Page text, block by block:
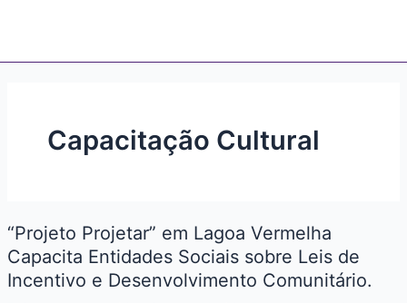
Capacitação Cultural
“Projeto Projetar” em Lagoa Vermelha
Capacita Entidades Sociais sobre Leis de
Incentivo e Desenvolvimento Comunitário.
Projetar”
em
Lagoa